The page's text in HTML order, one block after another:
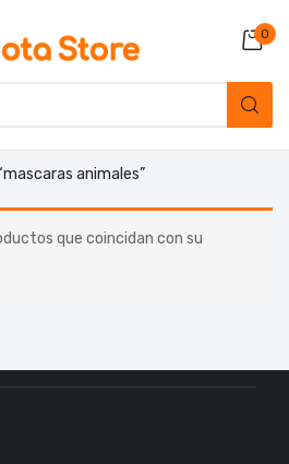
0
animales”
que coincidan con su